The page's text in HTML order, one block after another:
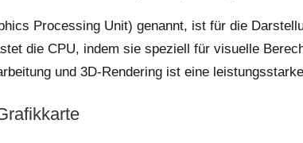
Processing Unit) genannt, ist für die
die CPU, indem sie speziell für visuelle
und 3D-Rendering ist eine